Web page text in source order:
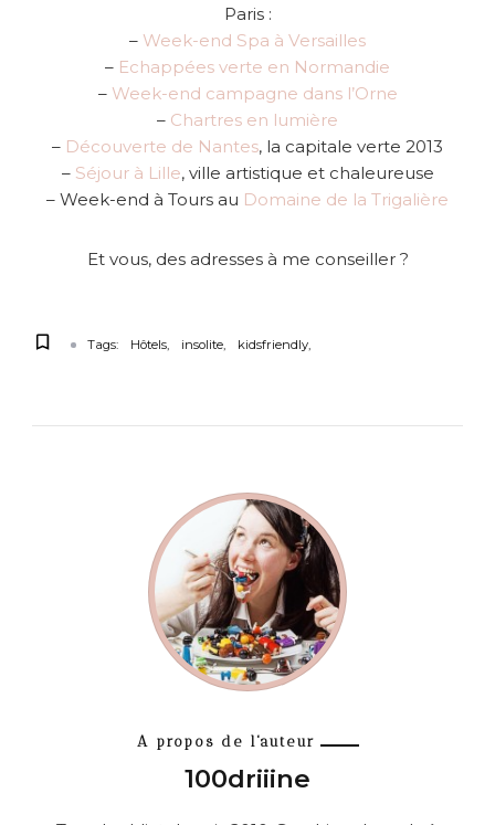
Paris :
– Week-end Spa à Versailles
– Echappées verte en Normandie
– Week-end campagne dans l’Orne
– Chartres en lumière
– Découverte de Nantes, la capitale verte 2013
– Séjour à Lille, ville artistique et chaleureuse
– Week-end à Tours au Domaine de la Trigalière
Et vous, des adresses à me conseiller ?
Tags: Hôtels insolite kidsfriendly
A propos de l'auteur
100driiine